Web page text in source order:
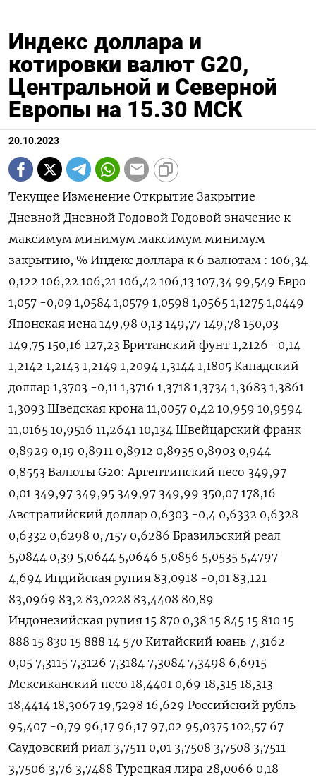
Индекс доллара и
котировки валют G20,
Центральной и Северной
Европы на 15.30 МСК
20.10.2023
Текущее Изменение Открытие Закрытие
Дневной Дневной Годовой Годовой значение к
максимум минимум максимум минимум
закрытию, % Индекс доллара к 6 валютам : 106,34
0,122 106,22 106,21 106,42 106,13 107,34 99,549 Евро
1,057 -0,09 1,0584 1,0579 1,0598 1,0565 1,1275 1,0449
Японская иена 149,98 0,13 149,77 149,78 150,03
149,75 150,16 127,23 Британский фунт 1,2126 -0,14
1,2142 1,2143 1,2149 1,2094 1,3144 1,1805 Канадский
доллар 1,3703 -0,11 1,3716 1,3718 1,3734 1,3683 1,3861
1,3093 Шведская крона 11,0057 0,42 10,959 10,9594
11,0165 10,9516 11,2641 10,134 Швейцарский франк
0,8929 0,19 0,8911 0,8912 0,8935 0,8903 0,944
0,8553 Валюты G20: Аргентинский песо 349,97
0,01 349,97 349,95 349,97 349,99 350,07 178,16
Австралийский доллар 0,6303 -0,4 0,6332 0,6328
0,6332 0,6298 0,7157 0,6286 Бразильский реал
5,0844 0,39 5,0644 5,0646 5,0856 5,0535 5,4797
4,694 Индийская рупия 83,0918 -0,01 83,121
83,0969 83,2 83,0228 83,4408 80,89
Индонезийская рупия 15 870 0,38 15 845 15 810 15
888 15 830 15 888 14 570 Китайский юань 7,3162
0,05 7,3115 7,3126 7,3184 7,3084 7,3498 6,6915
Мексиканский песо 18,4401 0,69 18,315 18,313
18,4414 18,3067 19,5298 16,629 Российский рубль
95,407 -0,79 96,17 96,17 97,02 95,0375 102,57 67
Саудовский риал 3,7511 0,01 3,7508 3,7508 3,7511
3,7506 3,76 3,7488 Турецкая лира 28,0066 0,18